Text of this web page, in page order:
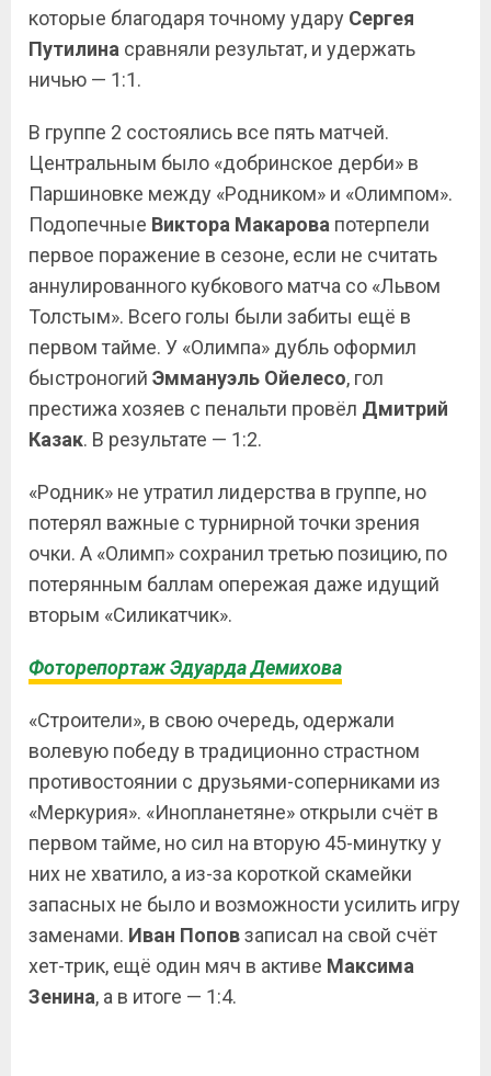
которые благодаря точному удару Сергея
Путилина сравняли результат, и удержать
ничью — 1:1.
В группе 2 состоялись все пять матчей.
Центральным было «добринское дерби» в
Паршиновке между «Родником» и «Олимпом».
Подопечные Виктора Макарова потерпели
первое поражение в сезоне, если не считать
аннулированного кубкового матча со «Львом
Толстым». Всего голы были забиты ещё в
первом тайме. У «Олимпа» дубль оформил
быстроногий Эммануэль Ойелесо, гол
престижа хозяев с пенальти провёл Дмитрий
Казак. В результате — 1:2.
«Родник» не утратил лидерства в группе, но
потерял важные с турнирной точки зрения
очки. А «Олимп» сохранил третью позицию, по
потерянным баллам опережая даже идущий
вторым «Силикатчик».
Фоторепортаж Эдуарда Демихова
«Строители», в свою очередь, одержали
волевую победу в традиционно страстном
противостоянии с друзьями-соперниками из
«Меркурия». «Инопланетяне» открыли счёт в
первом тайме, но сил на вторую 45-минутку у
них не хватило, а из-за короткой скамейки
запасных не было и возможности усилить игру
заменами. Иван Поповзаписал на свой счёт
хет-трик, ещё один мяч в активе Максима
Зенина, а в итоге — 1:4.